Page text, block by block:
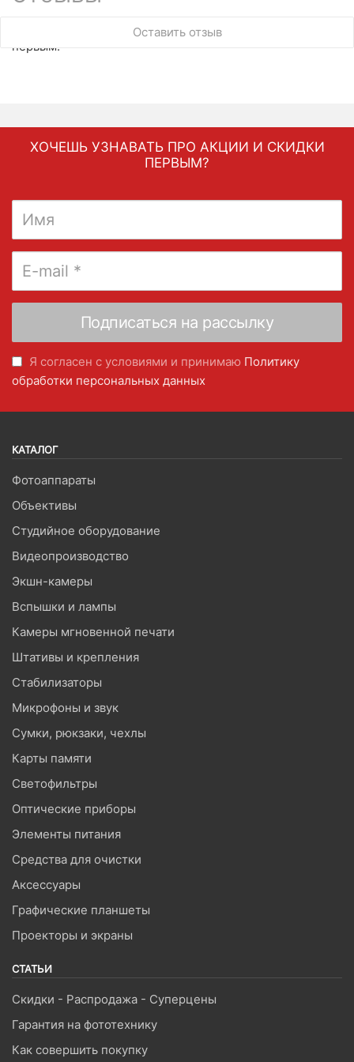
Оставить отзыв
У этого товара нет ни одного отзыва. Вы можете стать
первым.
ХОЧЕШЬ УЗНАВАТЬ ПРО АКЦИИ И СКИДКИ
ПЕРВЫМ?
Я согласен с условиями и принимаю Политику
обработки персональных данных
КАТАЛОГ
Фотоаппараты
Объективы
Студийное оборудование
Видеопроизводство
Экшн-камеры
Вспышки и лампы
Камеры мгновенной печати
Штативы и крепления
Стабилизаторы
Микрофоны и звук
Сумки, рюкзаки, чехлы
Карты памяти
Светофильтры
Оптические приборы
Элементы питания
Средства для очистки
Аксессуары
Графические планшеты
Проекторы и экраны
СТАТЬИ
Скидки - Распродажа - Суперцены
Гарантия на фототехнику
Как совершить покупку